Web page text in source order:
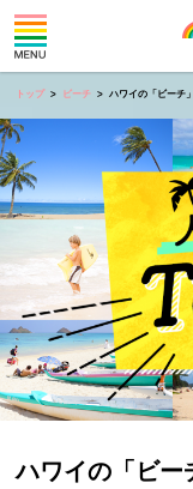
トップ ビーチ ハワイの「ビーチ
ハワイの「ビー